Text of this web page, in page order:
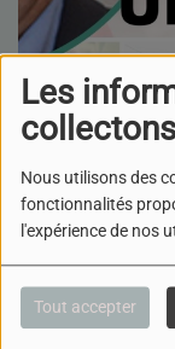
Les
collectons
Nous utilisons des
fonctionnalités
l'expérience de nos
Tout accepter
Une nouveauté
Chaque semaine,
chronique ''Un